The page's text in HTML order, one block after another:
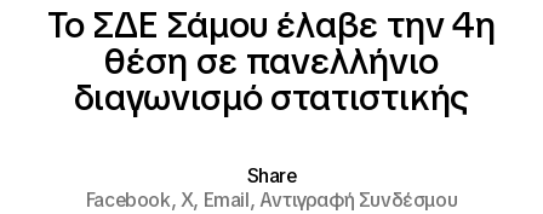
Το ΣΔΕ Σάμου έλαβε την 4η
θέση σε πανελλήνιο
διαγωνισμό στατιστικής
Share
Facebook,X, Email,Αντιγραφή Συνδέσμου